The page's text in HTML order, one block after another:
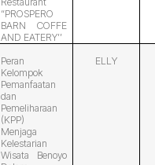
“PROSPERO
BARN COFFE
AND EATERY’’
Peran
Kelompok
Pemanfaatan
dan
Pemeliharaan
(KPP)
Menjaga
Kelestarian
Wisata Benoyo
ELLY